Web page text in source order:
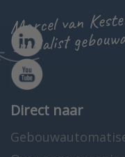
Marcel van
specialist
Direct naar